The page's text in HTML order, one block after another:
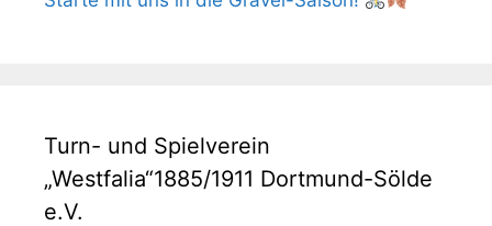
Turn- und Spielverein
„Westfalia“1885/1911 Dortmund-Sölde
e.V.